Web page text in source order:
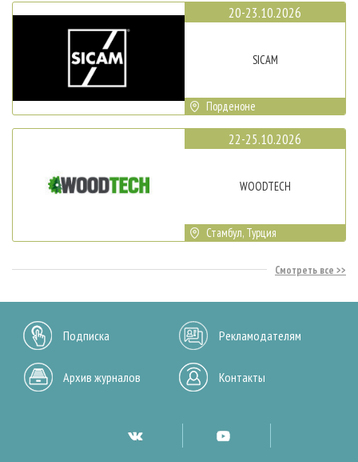
20-23.10.2026
SICAM
Порденоне
22-25.10.2026
WOODTECH
Стамбул, Турция
Смотреть все
Подписка Рекламодателям
Архив журналов Контакты